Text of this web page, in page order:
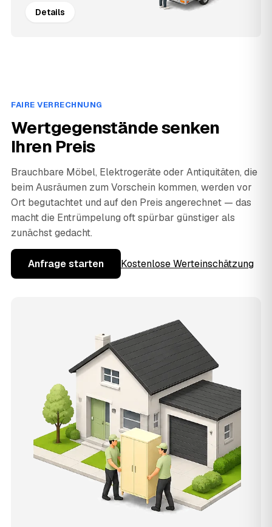
Details
FAIRE VERRECHNUNG
Wertgegenstände senken
Ihren Preis
Brauchbare Möbel, Elektrogeräte oder Antiquitäten, die
beim Ausräumen zum Vorschein kommen, werden vor
Ort begutachtet und auf den Preis angerechnet — das
macht die Entrümpelung oft spürbar günstiger als
zunächst gedacht.
Anfrage starten Kostenlose Werteinschätzung